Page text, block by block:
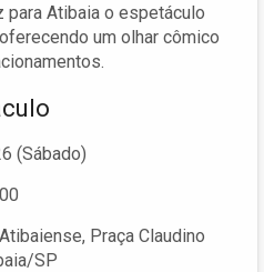
para Atibaia o espetáculo
um olhar cômico
(Sábado)
Praça Claudino
SP